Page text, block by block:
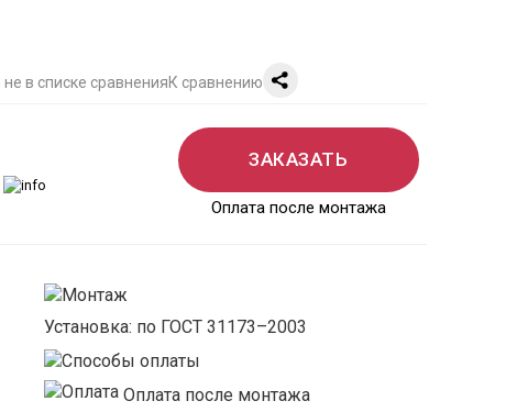
К сравнению
ЗАКАЗАТЬ
Оплата после монтажа
Установка: по ГОСТ 31173–2003
Оплата после монтажа